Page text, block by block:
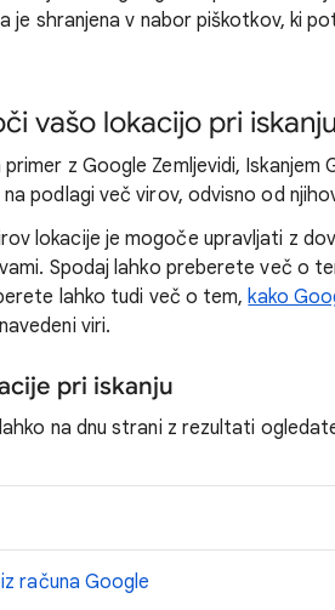
je shranjena v nabor piškotkov, ki
vašo lokacijo pri iskanju
z Google Zemljevidi, Iskanjem
podlagi več virov, odvisno od
lokacije je mogoče upravljati z
Spodaj lahko preberete več o
lahko tudi več o tem,kako
viri.
pri iskanju
na dnu strani z rezultati
računa Google